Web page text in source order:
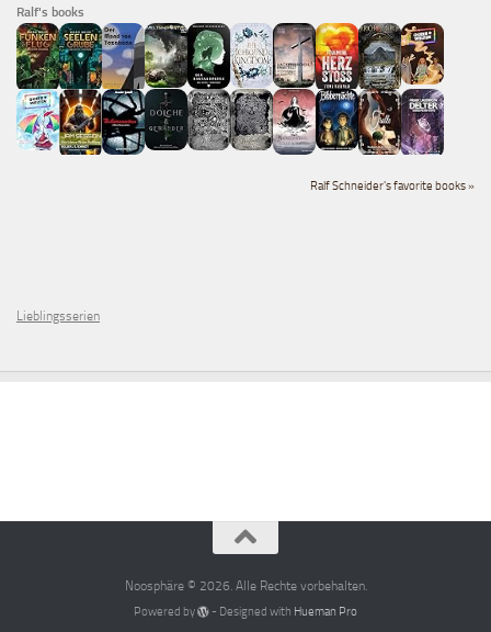
Ralf's books
Ralf Schneider's favorite books »
Lieblingsserien
Noosphäre © 2026. Alle Rechte vorbehalten.
Powered by - Designed with Hueman Pro